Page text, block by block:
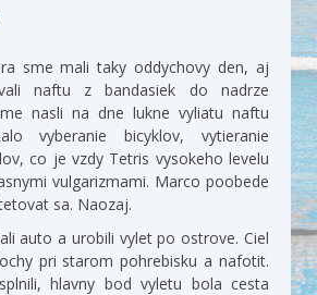
sme mali taky oddychovy den, aj
naftu z bandasiek do nadrze
nasli na dne lukne vyliatu naftu
vyberanie bicyklov, vytieranie
co je vzdy Tetris vysokeho levelu
vulgarizmami. Marco poobede
sa. Naozaj.
auto a urobili vylet po ostrove. Ciel
pri starom pohrebisku a nafotit.
hlavny bod vyletu bola cesta